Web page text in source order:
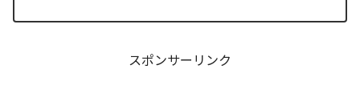
スポンサーリンク